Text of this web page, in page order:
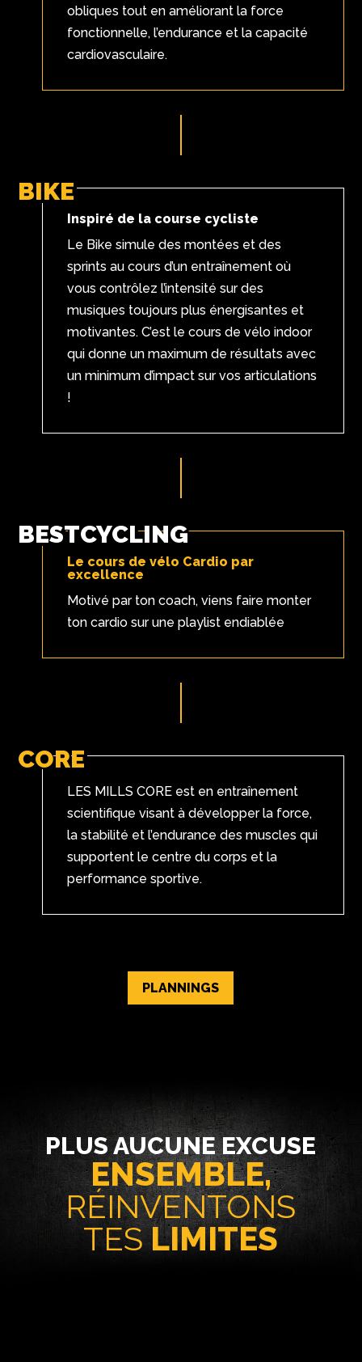
obliques tout en améliorant la force
fonctionnelle, l’endurance et la capacité
cardiovasculaire.
BIKE
Inspiré de la course cycliste
Le Bike simule des montées et des
sprints au cours d’un entraînement où
vous contrôlez l’intensité sur des
musiques toujours plus énergisantes et
motivantes. C’est le cours de vélo indoor
qui donne un maximum de résultats avec
un minimum d’impact sur vos articulations
!
BESTCYCLING
Le cours de vélo Cardio par
excellence
Motivé par ton coach, viens faire monter
ton cardio sur une playlist endiablée
CORE
LES MILLS CORE est en entraînement
scientifique visant à développer la force,
la stabilité et l’endurance des muscles qui
supportent le centre du corps et la
performance sportive.
PLANNINGS
PLUS AUCUNE EXCUSE
ENSEMBLE,
RÉINVENTONS
TESLIMITES